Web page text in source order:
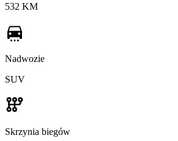
532 KM
Nadwozie
SUV
Skrzynia biegów